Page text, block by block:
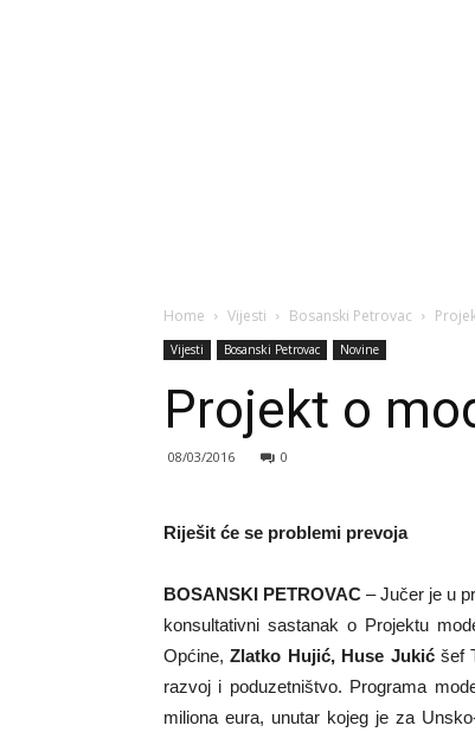
Home Vijesti Bosanski Petrovac
Vijesti Bosanski Petrovac Novine
Projekt o
08/03/2016 0
Riješit će se problemi prevoja
BOSANSKI PETROVAC – Jučer je u
konsultativni sastanak o Projektu
Općine,Zlatko Hujić, Huse Jukićšef
razvoj i poduzetništvo. Programa
miliona eura, unutar kojeg je za